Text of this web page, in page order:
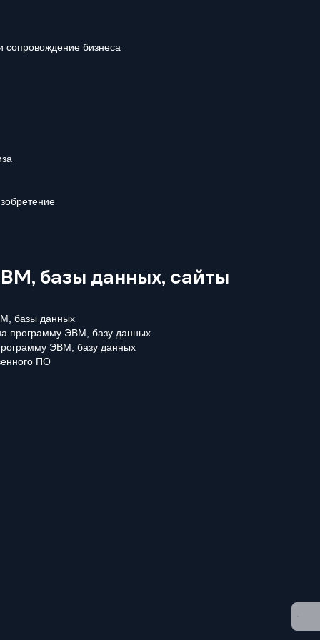
сопровождение бизнеса
базы данных, сайты
базы данных
программу ЭВМ, базу данных
ЭВМ, базу данных
ПО
согласие на обработку